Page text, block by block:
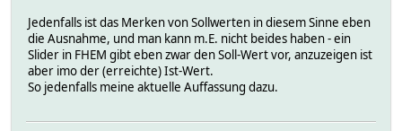
Jedenfalls ist das Merken von Sollwerten in diesem Sinne eben
die Ausnahme, und man kann m.E. nicht beides haben - ein
Slider in FHEM gibt eben zwar den Soll-Wert vor, anzuzeigen ist
aber imo der (erreichte) Ist-Wert.
So jedenfalls meine aktuelle Auffassung dazu.